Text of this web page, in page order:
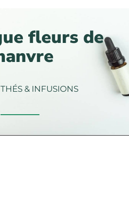
fleurs de
& INFUSIONS